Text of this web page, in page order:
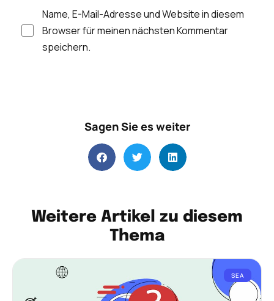
Name, E-Mail-Adresse und Website in diesem
Browser für meinen nächsten Kommentar
speichern.
Sagen Sie es weiter
Weitere Artikel zu diesem
Thema
SEA